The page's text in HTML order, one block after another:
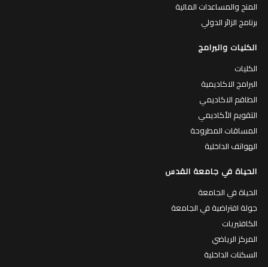
المنح والمساعدات المالية
برنامج الزائر الدولي
الكليات والبرامج
الكليات
البرامج الاكاديمية
الطاقم الاكاديمي
التقويم الأكاديمي
المساقات المطروحة
الهواتف الداخلية
الحياة في جامعة القدس
الحياة في الجامعة
جولة افتراضية في الجامعة
الكافتيريات
المركز الرياضي
السكنات الداخلية